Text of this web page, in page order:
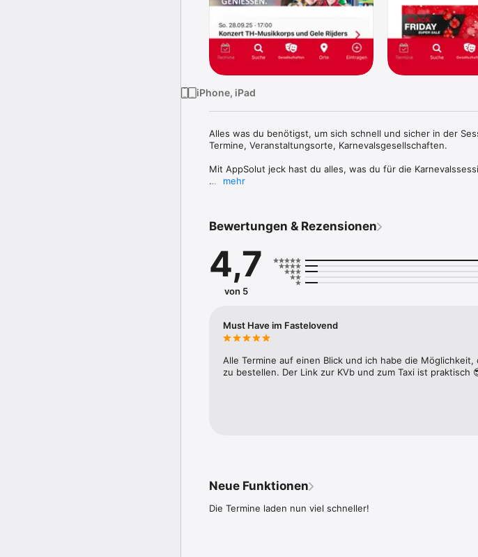
iPhone, iPad
Alles was du benötigst, um sich schnell und sicher in der
Termine, Veranstaltungsorte, Karnevalsgesellschaften.
Mit AppSolut jeck hast du alles, was du für die
Über direkte Links zu den Veranstalter:innen kannst du
Deine Freund:innen kannst du ganz einfach einladen – du
Und das Beste: AppSolut jeck funktioniert auch offline,
mehr
Bewertungen & Rezensionen
4,7
von 5
Must Have im Fastelovend
Alle Termine auf einen Blick und ich habe die Möglichkeit,
zu bestellen. Der Link zur KVb und zum Taxi ist praktisch
Neue Funktionen
Die Termine laden nun viel schneller!